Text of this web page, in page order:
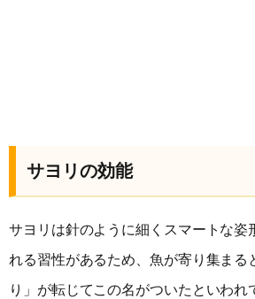
サヨリの効能
サヨリは針のように細くスマートな姿
れる習性があるため、魚が寄り集まる
り」が転じてこの名がついたといわれ